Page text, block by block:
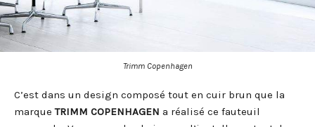
Trimm Copenhagen
C’est dans un design composé tout en cuir brun que la
marque TRIMM COPENHAGEN a réalisé ce fauteuil